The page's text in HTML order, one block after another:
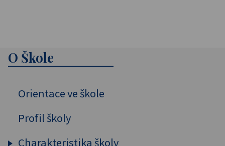
O Škole
Orientace ve škole
Profil školy
Charakteristika školy